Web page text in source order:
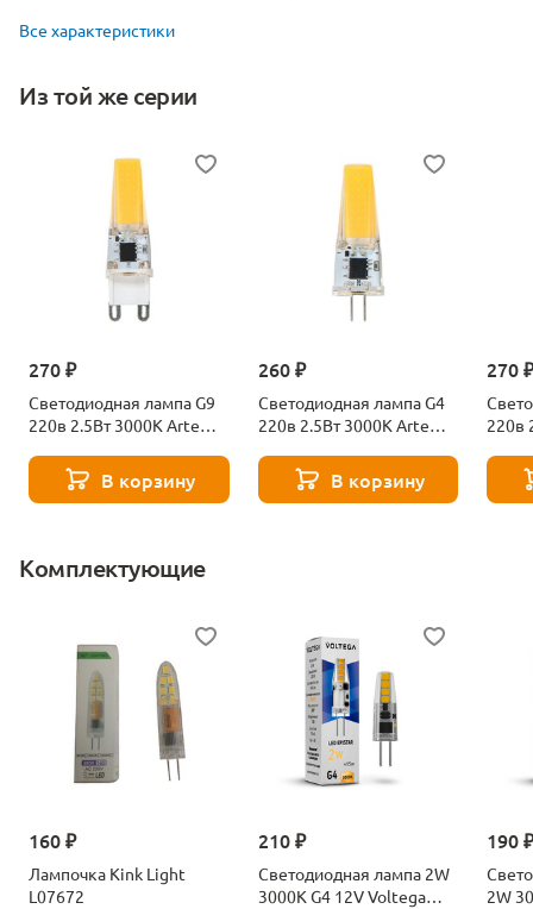
Все характеристики
Из той же серии
270 ₽
Светодиодная лампа G9
220в 2.5Вт 3000К Arte
В корзину
260 ₽
Светодиодная лампа G4
220в 2.5Вт 3000К Arte
В корзину
270
220в
Комплектующие
160 ₽
Лампочка Kink Light
L07672
210 ₽
Светодиодная лампа 2W
3000K G4 12V Voltega
190
2W